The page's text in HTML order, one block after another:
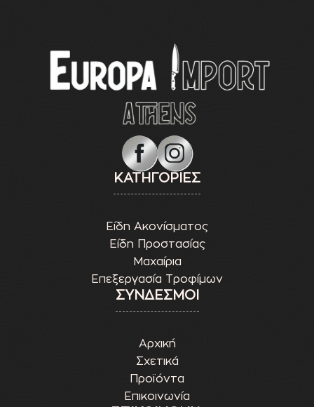
ΚΑΤΗΓΟΡΙΕΣ
Είδη Ακονίσματος
Είδη Προστασίας
Μαχαίρια
Επεξεργασία Τροφίμων
ΣΥΝΔΕΣΜΟΙ
Αρχική
Σχετικά
Προϊόντα
Επικοινωνία